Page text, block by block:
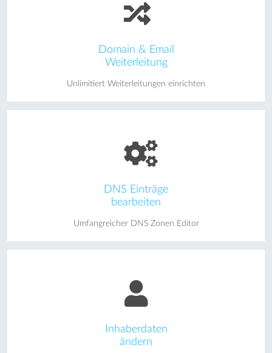
Domain & Email
Weiterleitung
Unlimitiert Weiterleitungen einrichten
DNS Einträge
bearbeiten
Umfangreicher DNS Zonen Editor
Inhaberdaten
ändern